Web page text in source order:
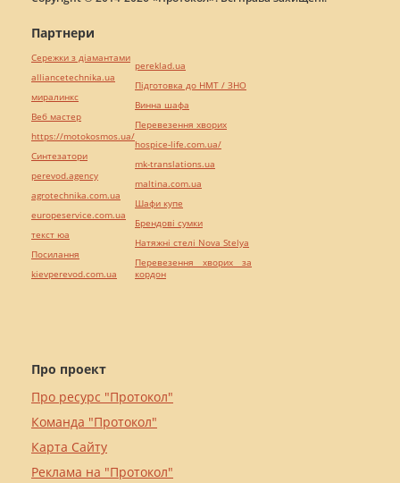
Про проект
Про ресурс "Протокол"
Команда "Протокол"
Карта Сайту
Реклама на "Протокол"
Партнери
Сережки з діамантами
alliancetechnika.ua
миралинкс
Веб мастер
https://motokosmos.ua/
Синтезатори
perevod.agency
agrotechnika.com.ua
europeservice.com.ua
текст юа
Посилання
kievperevod.com.ua
pereklad.ua
Підготовка до НМТ / ЗНО
Винна шафа
Перевезення хворих
hospice-life.com.ua/
mk-translations.ua
maltina.com.ua
Шафи купе
Брендові сумки
Натяжні стелі Nova Stelya
Перевезення хворих за
кордон